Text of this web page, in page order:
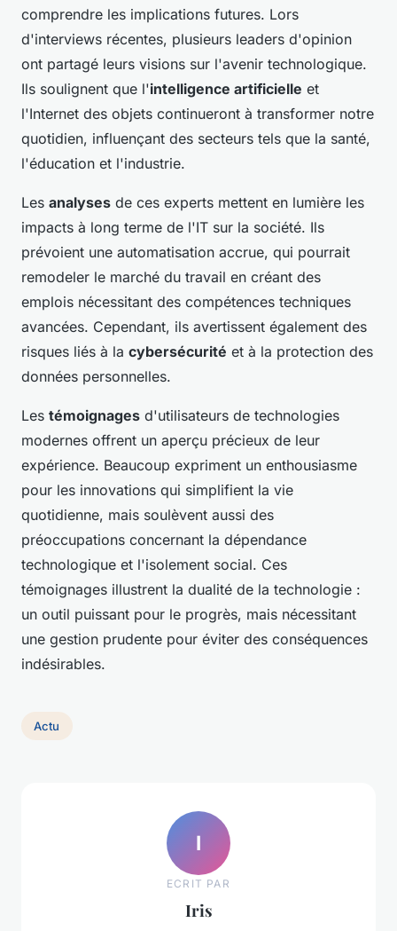
comprendre les implications futures. Lors
d'interviews récentes, plusieurs leaders d'opinion
ont partagé leurs visions sur l'avenir technologique.
Ils soulignent que l'intelligence artificielle et
l'Internet des objets continueront à transformer notre
quotidien, influençant des secteurs tels que la santé,
l'éducation et l'industrie.
Les analyses de ces experts mettent en lumière les
impacts à long terme de l'IT sur la société. Ils
prévoient une automatisation accrue, qui pourrait
remodeler le marché du travail en créant des
emplois nécessitant des compétences techniques
avancées. Cependant, ils avertissent également des
risques liés à la cybersécurité et à la protection des
données personnelles.
Les témoignages d'utilisateurs de technologies
modernes offrent un aperçu précieux de leur
expérience. Beaucoup expriment un enthousiasme
pour les innovations qui simplifient la vie
quotidienne, mais soulèvent aussi des
préoccupations concernant la dépendance
technologique et l'isolement social. Ces
témoignages illustrent la dualité de la technologie :
un outil puissant pour le progrès, mais nécessitant
une gestion prudente pour éviter des conséquences
indésirables.
Actu
I
ECRIT PAR
Iris